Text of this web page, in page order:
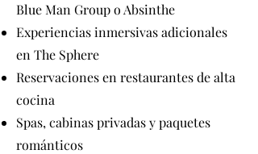
Blue Man Group o Absinthe
Experiencias inmersivas adicionales
en The Sphere
Reservaciones en restaurantes de alta
cocina
Spas, cabinas privadas y paquetes
románticos